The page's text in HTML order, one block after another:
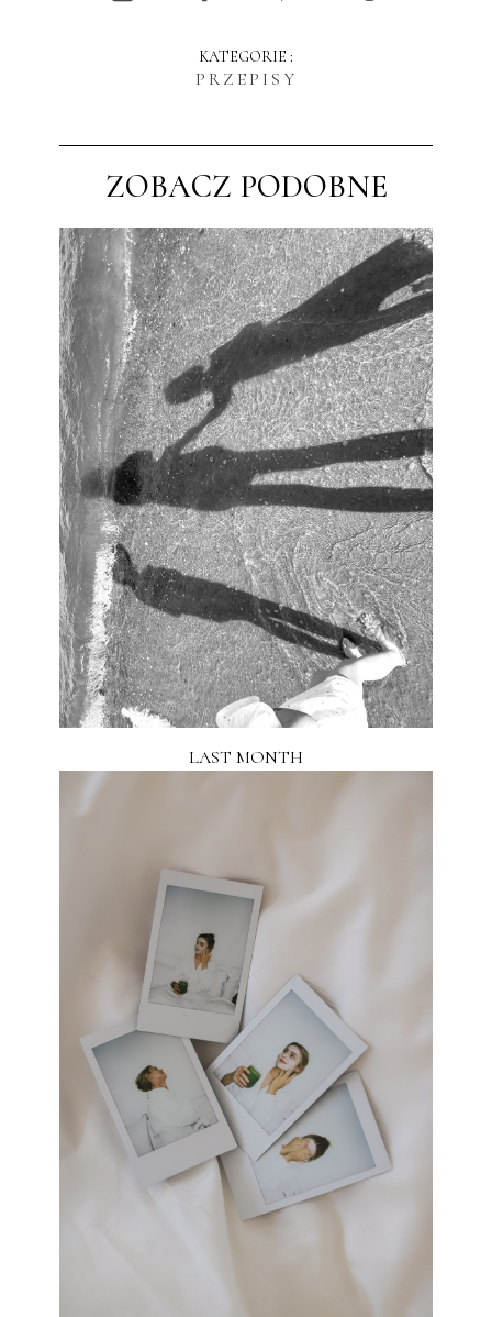
KATEGORIE :
PRZEPISY
ZOBACZ PODOBNE
LAST MONTH